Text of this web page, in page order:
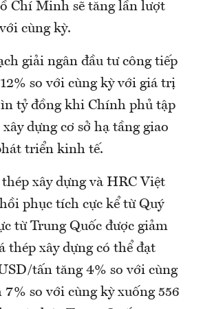
Chí Minh sẽ tăng lần lượt
cùng kỳ.
giải ngân đầu tư công tiếp
so với cùng kỳ với giá trị
tỷ đồng khi Chính phủ tập
dựng cơ sở hạ tầng giao
triển kinh tế.
xây dựng và HRC Việt
phục tích cực kể từ Quý
từ Trung Quốc được giảm
thép xây dựng có thể đạt
tấn tăng 4% so với cùng
so với cùng kỳ xuống 556